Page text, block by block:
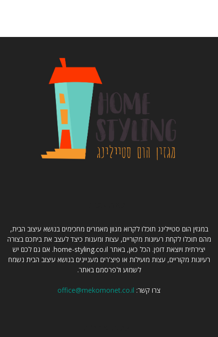
במגזין הום סטיילינג תוכלו לקרוא מגוון מאמרים מחכימים בנושא עיצוב הבית,
מהם תוכלו לקחת רעיונות מקוריים, עצות ומענות כיצד לעצב את ביתכם בצורה
יצירתית ויוצאת דופן. הכל כאן, באתר home-styling.co.il. אם גם לכם יש
רעיונות מקוריים, עצות מועילות או פיצ'רים מעניינים בנושא עיצוב הבית נשמח
לשמוע ולפרסמם באתר.
צרו קשר: office@mekomonet.co.il